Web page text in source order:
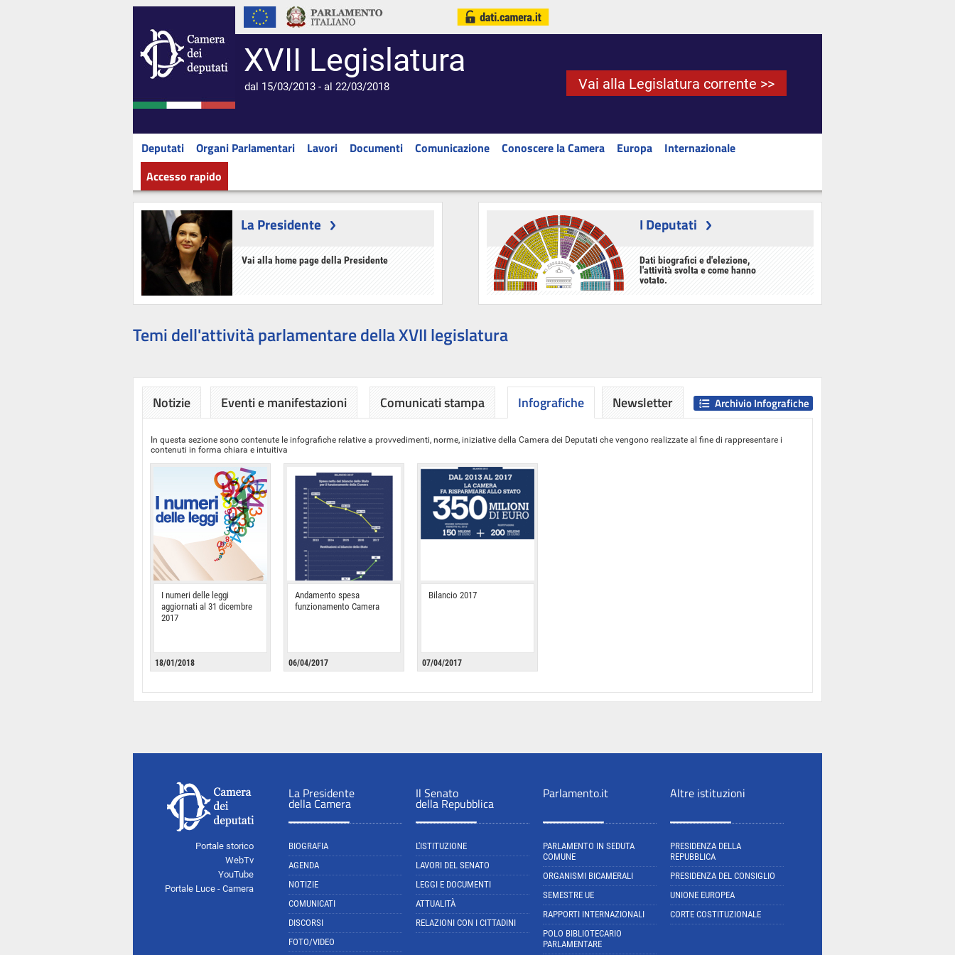
XVII Legislatura
dal 15/03/2013 - al 22/03/2018 Vai alla Legislatura corrente >>
Deputati Organi Parlamentari Lavori Documenti Comunicazione Conoscere la Camera Europa
Internazionale
Accesso rapido
La Presidente
Vai alla home page della Presidente
I Deputati
Dati biografici e d'elezione,
l'attività svolta e come hanno
votato.
Temi dell'attività parlamentare della XVII legislatura
Notizie Eventi e manifestazioni Comunicati stampa Infografiche
In questa sezione sono contenute le infografiche relative a provvedimenti, norme, iniziative della Camera dei Deputati che vengono realizzate al fine di rappresentare i
contenuti in forma chiara e intuitiva
I numeri delle leggi
aggiornati al 31 dicembre
2017
18/01/2018
Andamento spesa
funzionamento Camera
06/04/2017
Bilancio 2017
07/04/2017
Archivio Infografiche
Newsletter
Portale storico
WebTv
YouTube
Portale Luce - Camera
La Presidente
della Camera
BIOGRAFIA
AGENDA
NOTIZIE
COMUNICATI
DISCORSI
FOTO/VIDEO
Il Senato
della Repubblica
L'ISTITUZIONE
LAVORI DEL SENATO
LEGGI E DOCUMENTI
ATTUALITÀ
RELAZIONI CON I CITTADINI
Parlamento.it
PARLAMENTO IN SEDUTA
COMUNE
ORGANISMI BICAMERALI
SEMESTRE UE
RAPPORTI INTERNAZIONALI
POLO BIBLIOTECARIO
PARLAMENTARE
Altre istituzioni
PRESIDENZA DELLA
REPUBBLICA
PRESIDENZA DEL CONSIGLIO
UNIONE EUROPEA
CORTE COSTITUZIONALE